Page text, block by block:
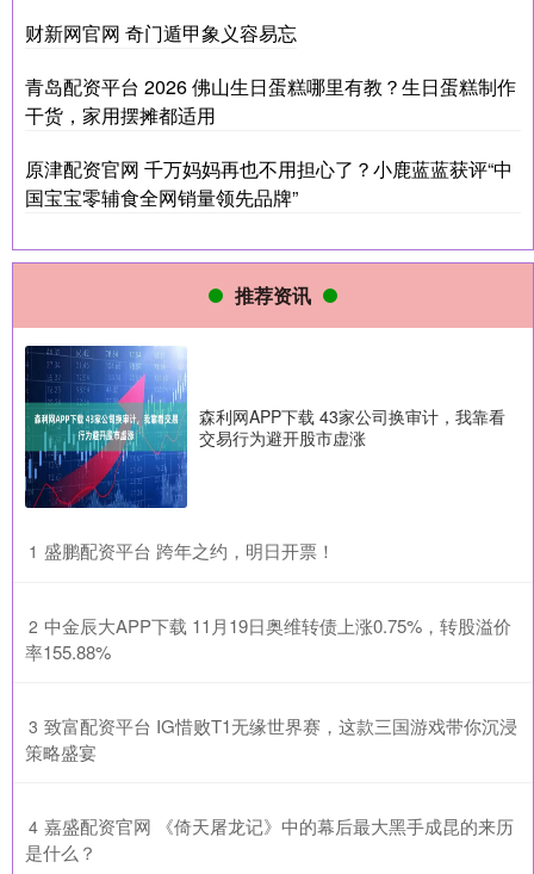
财新网官网 奇门遁甲象义容易忘
青岛配资平台 2026 佛山生日蛋糕哪里有教？生日蛋糕制作
干货，家用摆摊都适用
原津配资官网 千万妈妈再也不用担心了？小鹿蓝蓝获评“中
国宝宝零辅食全网销量领先品牌”
推荐资讯
森利网APP下载 43家公司换审计，我靠看
交易行为避开股市虚涨
1 ​盛鹏配资平台 跨年之约，明日开票！
2 ​中金辰大APP下载 11月19日奥维转债上涨0.75%，转股溢价
率155.88%
3 ​致富配资平台 IG惜败T1无缘世界赛，这款三国游戏带你沉浸
策略盛宴
4 ​嘉盛配资官网 《倚天屠龙记》中的幕后最大黑手成昆的来历
是什么？